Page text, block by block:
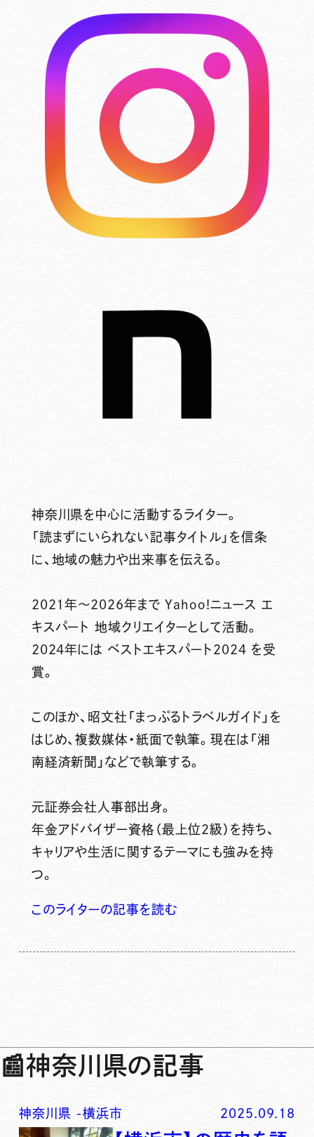
神奈川県を中心に活動するライター。
「読まずにいられない記事タイトル」を信条
に、地域の魅力や出来事を伝える。
2021年～2026年まで Yahoo!ニュース エ
キスパート 地域クリエイターとして活動。
2024年には ベストエキスパート2024 を受
賞。
このほか、昭文社「まっぷるトラベルガイド」を
はじめ、複数媒体・紙面で執筆。現在は「湘
南経済新聞」などで執筆する。
元証券会社人事部出身。
年金アドバイザー資格（最上位2級）を持ち、
キャリアや生活に関するテーマにも強みを持
つ。
このライターの記事を読む
📰神奈川県の記事
神奈川県 -横浜市 2025.09.18